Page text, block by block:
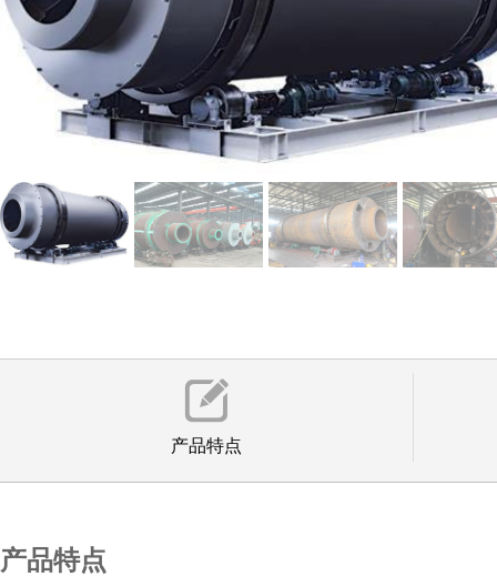
产品特点
产品特点